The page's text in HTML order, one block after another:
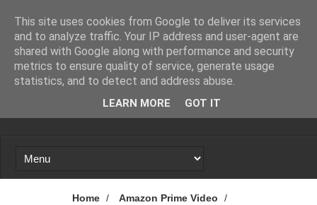
Loading...
Home / Amazon Prime Video
/
This site uses cookies from Google to deliver its services
and to analyze traffic. Your IP address and user-agent are
shared with Google along with performance and security
metrics to ensure quality of service, generate usage
statistics, and to detect and address abuse.
LEARN MORE GOT IT